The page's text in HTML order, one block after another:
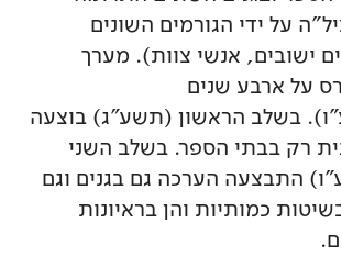
על ידי הגורמים השונים
ישובים, אנשי צוות). מערך
על ארבע שנים
בשלב הראשון (תשע"ג) בוצעה
רק בבתי הספר. בשלב השני
התבצעה הערכה גם בגנים וגם
כמותיות והן בראיונות